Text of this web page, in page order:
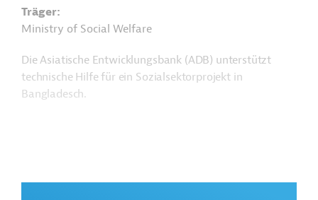
Träger
Ministry of Social Welfare
Die Asiatische Entwicklungsbank (ADB) unterstützt
technische Hilfe für ein Sozialsektorprojekt in
Bangladesch.